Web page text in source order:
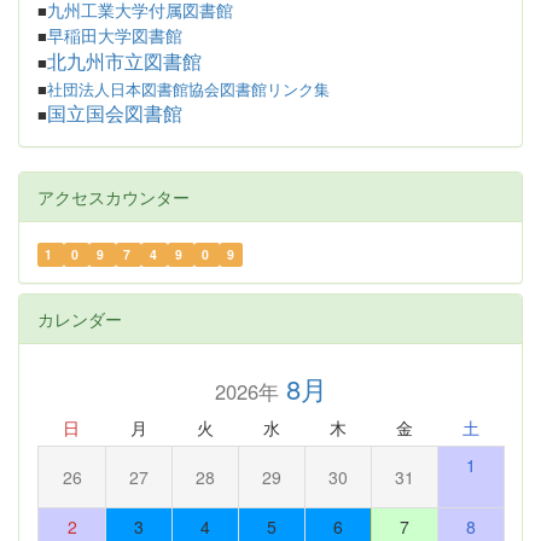
■九州工業大学付属図書館
■早稲田大学図書館
■北九州市立図書館
■社団法人日本図書館協会図書館リンク集
■ 国立国会図書館
アクセスカウンター
1 0 9 7 4 9 0 9
カレンダー
2026年8月
日 月 火 水 木 金 土
26 27 28 29 30 31 1
2 3 4 5 6 7 8